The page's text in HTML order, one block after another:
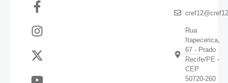
Rua
Itapecerica,
67 - Prado
Recife/PE -
CEP
50720-260